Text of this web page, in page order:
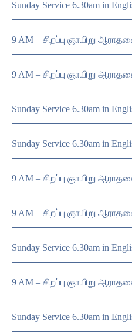
Sunday Service 6.30am in
9 AM – சிறப்பு ஞாயிறு
9 AM – சிறப்பு ஞாயிறு
Sunday Service 6.30am in
Sunday Service 6.30am in
9 AM – சிறப்பு ஞாயிறு
9 AM – சிறப்பு ஞாயிறு
Sunday Service 6.30am in
9 AM – சிறப்பு ஞாயிறு
Sunday Service 6.30am in